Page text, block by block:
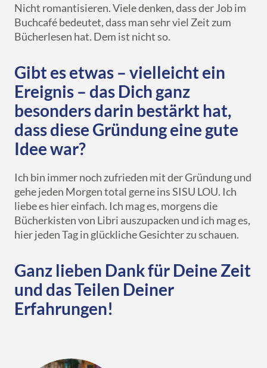
Nicht romantisieren. Viele denken, dass der Job im
Buchcafé bedeutet, dass man sehr viel Zeit zum
Bücherlesen hat. Dem ist nicht so.
Gibt es etwas – vielleicht ein
Ereignis – das Dich ganz
besonders darin bestärkt hat,
dass diese Gründung eine gute
Idee war?
Ich bin immer noch zufrieden mit der Gründung und
gehe jeden Morgen total gerne ins SISU LOU. Ich
liebe es hier einfach. Ich mag es, morgens die
Bücherkisten von Libri auszupacken und ich mag es,
hier jeden Tag in glückliche Gesichter zu schauen.
Ganz lieben Dank für Deine Zeit
und das Teilen Deiner
Erfahrungen!